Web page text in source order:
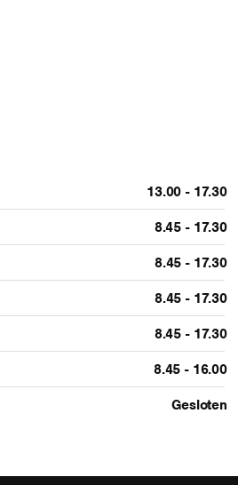
13.00 - 17.30
8.45 - 17.30
8.45 - 17.30
8.45 - 17.30
8.45 - 17.30
8.45 - 16.00
Gesloten